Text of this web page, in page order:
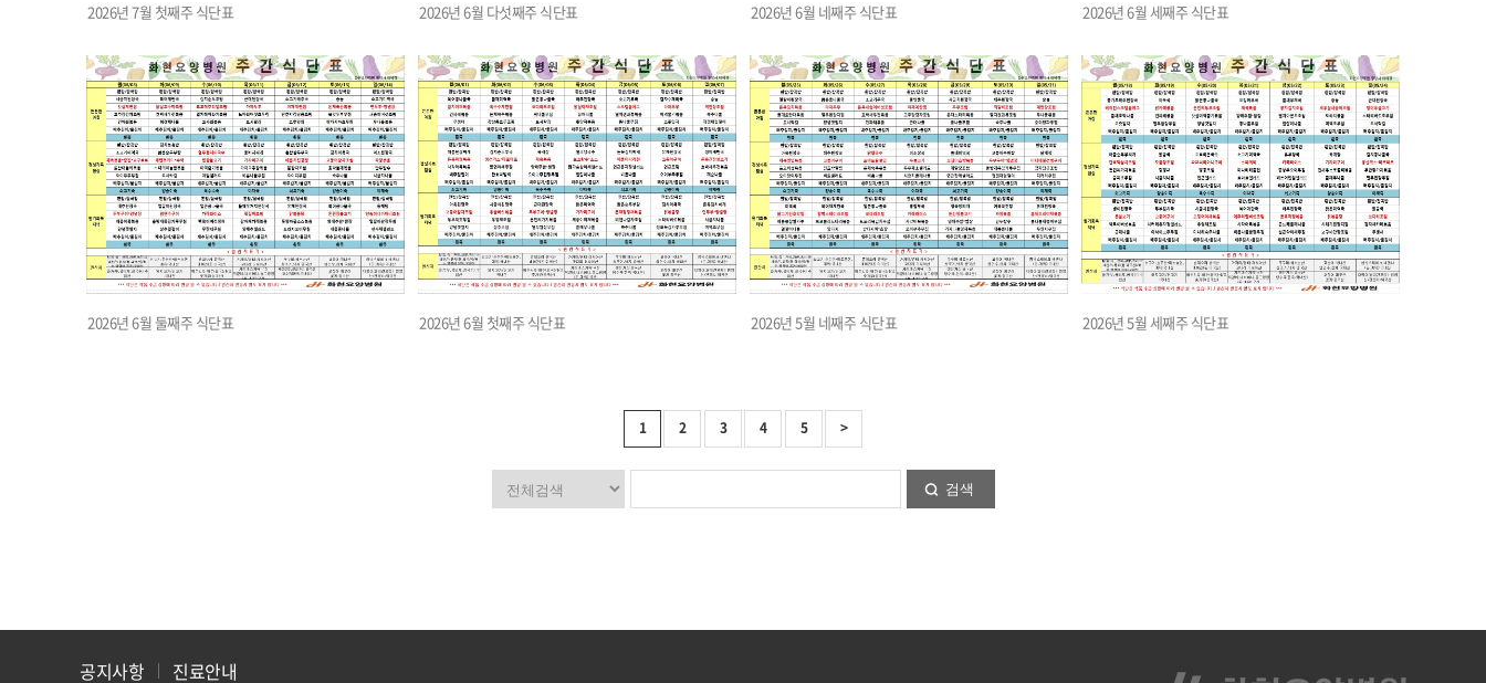
2026년 7월 첫째주 식단표 2026년 6월 다섯째주 식단표 2026년 6월 네째주 식단표 2026년 6월 세째주 식단표
2026년 6월 둘째주 식단표 2026년 6월 첫째주 식단표 2026년 5월 네째주 식단표 2026년 5월 세째주 식단표
1 2 3 4 5 >
검색
공지사항 진료안내